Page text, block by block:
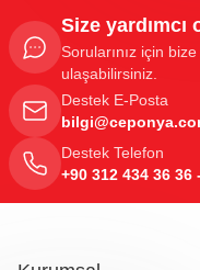
Size yardımcı
Sorularınız için
ulaşabilirsiniz.
Destek E-Posta
Destek Telefon
+90 312 434 36 36